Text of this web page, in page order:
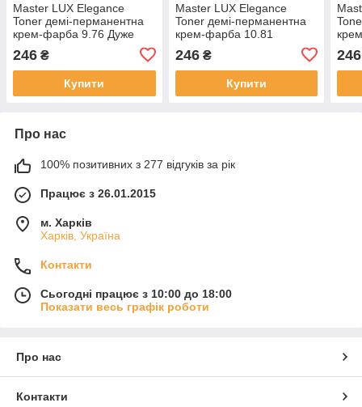
Master LUX Elegance
Toner демі-перманентна
крем-фарба 9.76 Дуже
Свiтлий Блонд Коричнево-
Фiолетовий 100 мл
246 ₴
Купити
Master LUX Elegance
Toner демі-перманентна
крем-фарба 10.81
перлинно-попелястий 100
мл
246₴
Купити
246
Про нас
100% позитивних з 277 відгуків за рік
Працює з 26.01.2015
м. Харків
Харків, Україна
Контакти
Сьогодні працює з 10:00 до 18:00
Показати весь графік роботи
Про нас
Контакти